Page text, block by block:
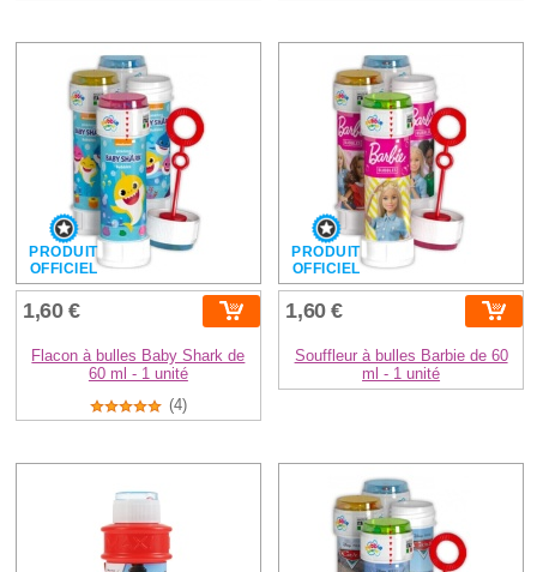
PRODUIT
OFFICIEL
1,60 €
Flacon à bulles Baby Shark de
60 ml - 1 unité
(4)
PRODUIT
OFFICIEL
1,60 €
Souffleur à bulles Barbie de 60
ml - 1 unité